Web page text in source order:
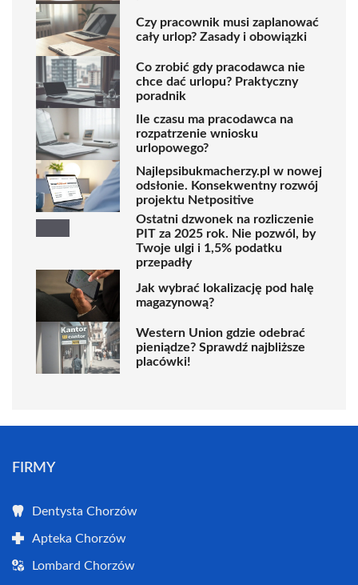
Czy pracownik musi zaplanować
cały urlop? Zasady i obowiązki
Co zrobić gdy pracodawca nie
chce dać urlopu? Praktyczny
poradnik
Ile czasu ma pracodawca na
rozpatrzenie wniosku
urlopowego?
Najlepsibukmacherzy.pl w nowej
odsłonie. Konsekwentny rozwój
projektu Netpositive
Ostatni dzwonek na rozliczenie
PIT za 2025 rok. Nie pozwól, by
Twoje ulgi i 1,5% podatku
przepadły
Jak wybrać lokalizację pod halę
magazynową?
Western Union gdzie odebrać
pieniądze? Sprawdź najbliższe
placówki!
FIRMY
Dentysta Chorzów
Apteka Chorzów
Lombard Chorzów